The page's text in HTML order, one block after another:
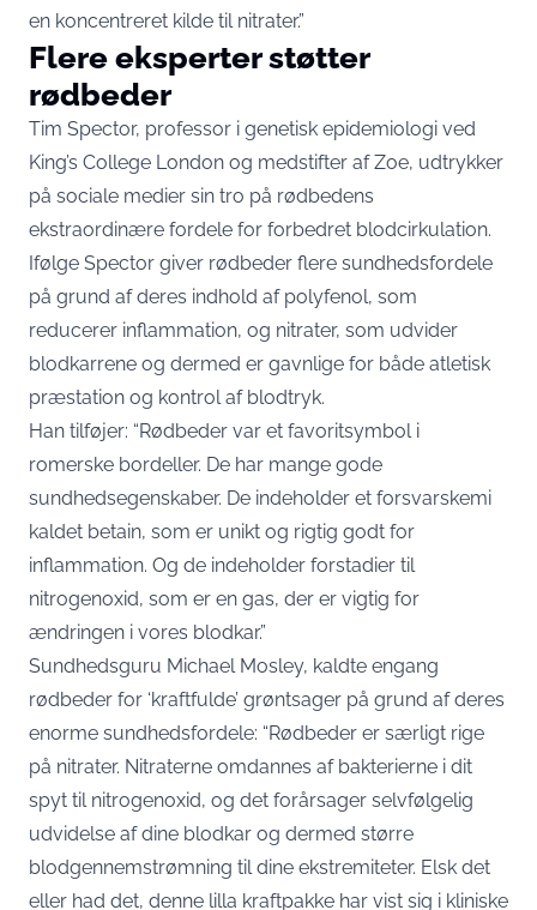
en koncentreret kilde til nitrater.”
Flere eksperter støtter
rødbeder
Tim Spector, professor i genetisk epidemiologi ved
King’s College London og medstifter af Zoe, udtrykker
på sociale medier sin tro på rødbedens
ekstraordinære fordele for forbedret blodcirkulation.
Ifølge Spector giver rødbeder flere sundhedsfordele
på grund af deres indhold af polyfenol, som
reducerer inflammation, og nitrater, som udvider
blodkarrene og dermed er gavnlige for både atletisk
præstation og kontrol af blodtryk.
Han tilføjer: “Rødbeder var et favoritsymbol i
romerske bordeller. De har mange gode
sundhedsegenskaber. De indeholder et forsvarskemi
kaldet betain, som er unikt og rigtig godt for
inflammation. Og de indeholder forstadier til
nitrogenoxid, som er en gas, der er vigtig for
ændringen i vores blodkar.”
Sundhedsguru Michael Mosley, kaldte engang
rødbeder for ‘kraftfulde’ grøntsager på grund af deres
enorme sundhedsfordele: “Rødbeder er særligt rige
på nitrater. Nitraterne omdannes af bakterierne i dit
spyt til nitrogenoxid, og det forårsager selvfølgelig
udvidelse af dine blodkar og dermed større
blodgennemstrømning til dine ekstremiteter. Elsk det
eller had det, denne lilla kraftpakke har vist sig i kliniske